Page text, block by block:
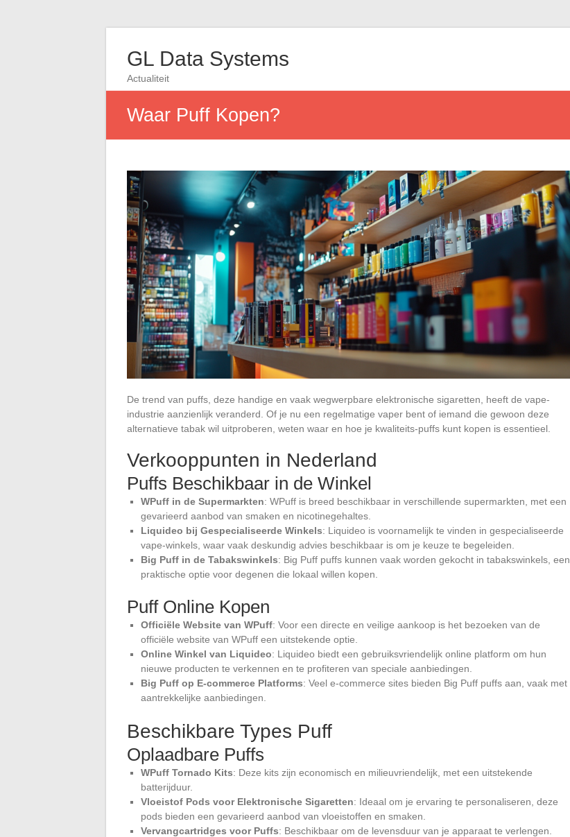
GL Data Systems
Actualiteit
Waar Puff Kopen?
De trend van puffs, deze handige en vaak wegwerpbare elektronische sigaretten, heeft de vape-
industrie aanzienlijk veranderd. Of je nu een regelmatige vaper bent of iemand die gewoon deze
alternatieve tabak wil uitproberen, weten waar en hoe je kwaliteits-puffs kunt kopen is essentieel.
Verkooppunten in Nederland
Puffs Beschikbaar in de Winkel
WPuff in de Supermarkten: WPuff is breed beschikbaar in verschillende supermarkten, met een
gevarieerd aanbod van smaken en nicotinegehaltes.
Liquideo bij Gespecialiseerde Winkels: Liquideo is voornamelijk te vinden in gespecialiseerde
vape-winkels, waar vaak deskundig advies beschikbaar is om je keuze te begeleiden.
Big Puff in de Tabakswinkels: Big Puff puffs kunnen vaak worden gekocht in tabakswinkels, een
praktische optie voor degenen die lokaal willen kopen.
Puff Online Kopen
Officiële Website van WPuff: Voor een directe en veilige aankoop is het bezoeken van de
officiële website van WPuff een uitstekende optie.
Online Winkel van Liquideo: Liquideo biedt een gebruiksvriendelijk online platform om hun
nieuwe producten te verkennen en te profiteren van speciale aanbiedingen.
Big Puff op E-commerce Platforms: Veel e-commerce sites bieden Big Puff puffs aan, vaak met
aantrekkelijke aanbiedingen.
Beschikbare Types Puff
Oplaadbare Puffs
WPuff Tornado Kits: Deze kits zijn economisch en milieuvriendelijk, met een uitstekende
batterijduur.
Vloeistof Pods voor Elektronische Sigaretten: Ideaal om je ervaring te personaliseren, deze
pods bieden een gevarieerd aanbod van vloeistoffen en smaken.
Vervangcartridges voor Puffs: Beschikbaar om de levensduur van je apparaat te verlengen.